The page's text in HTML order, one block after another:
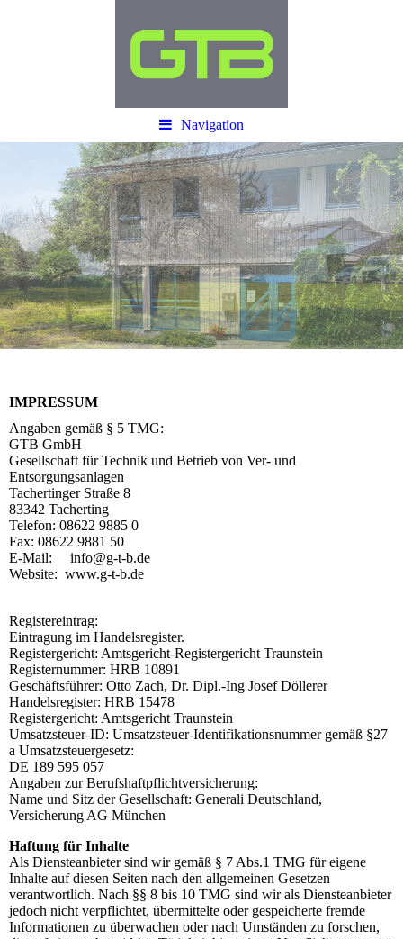
Navigation
IMPRESSUM
Angaben gemäß § 5 TMG:
GTB GmbH
Gesellschaft für Technik und Betrieb von Ver- und
Entsorgungsanlagen
Tachertinger Straße 8
83342 Tacherting
Telefon: 08622 9885 0
Fax: 08622 9881 50
E-Mail: info@g-t-b.de
Website: www.g-t-b.de
Registereintrag:
Eintragung im Handelsregister.
Registergericht: Amtsgericht-Registergericht Traunstein
Registernummer: HRB 10891
Geschäftsführer: Otto Zach, Dr. Dipl.-Ing Josef Döllerer
Handelsregister: HRB 15478
Registergericht: Amtsgericht Traunstein
Umsatzsteuer-ID: Umsatzsteuer-Identifikationsnummer gemäß §27
a Umsatzsteuergesetz:
DE 189 595 057
Angaben zur Berufshaftpflichtversicherung:
Name und Sitz der Gesellschaft: Generali Deutschland,
Versicherung AG München
Haftung für Inhalte
Als Diensteanbieter sind wir gemäß § 7 Abs.1 TMG für eigene
Inhalte auf diesen Seiten nach den allgemeinen Gesetzen
verantwortlich. Nach §§ 8 bis 10 TMG sind wir als Diensteanbieter
jedoch nicht verpflichtet, übermittelte oder gespeicherte fremde
Informationen zu überwachen oder nach Umständen zu forschen,